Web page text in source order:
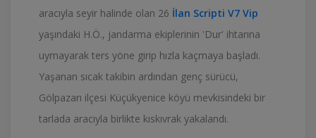
aracıyla seyir halinde olan 26 İlan Scripti V7 Vip
yaşındaki H.Ö., jandarma ekiplerinin 'Dur' ihtarına
uymayarak ters yöne girip hızla kaçmaya başladı.
Yaşanan sıcak takibin ardından genç sürücü,
Gölpazarı ilçesi Küçükyenice köyü mevkisindeki bir
tarlada aracıyla birlikte kıskıvrak yakalandı.